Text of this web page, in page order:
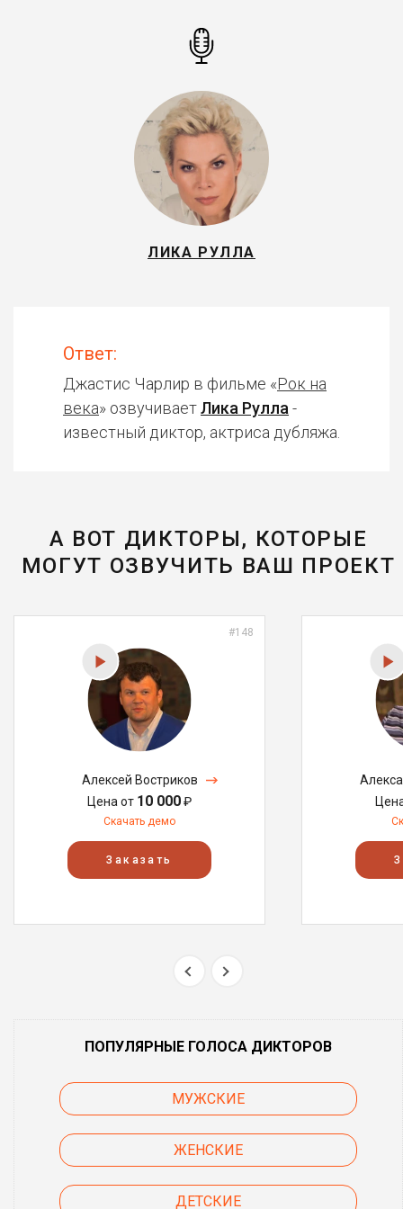
ЛИКА РУЛЛА
Ответ:
Джастис Чарлир в фильме «Рок на
века» озвучиваетЛика Рулла -
известный диктор, актриса дубляжа.
А ВОТ ДИКТОРЫ, КОТОРЫЕ
МОГУТ ОЗВУЧИТЬ ВАШ ПРОЕКТ
#148
Алексей Востриков
Цена от 10 000₽
Скачать демо
Заказать
ПОПУЛЯРНЫЕ ГОЛОСА ДИКТОРОВ
МУЖСКИЕ
ЖЕНСКИЕ
ДЕТСКИЕ